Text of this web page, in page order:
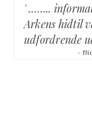
' ……..
Arkens hidtil
udfordrende
–